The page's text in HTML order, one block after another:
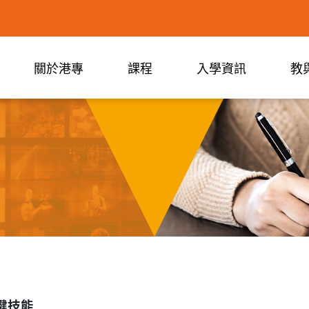
關於港專 課程 入學資訊 教
技能